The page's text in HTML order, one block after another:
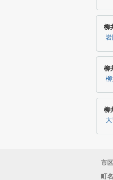
柳
柳
柳
大
市
町